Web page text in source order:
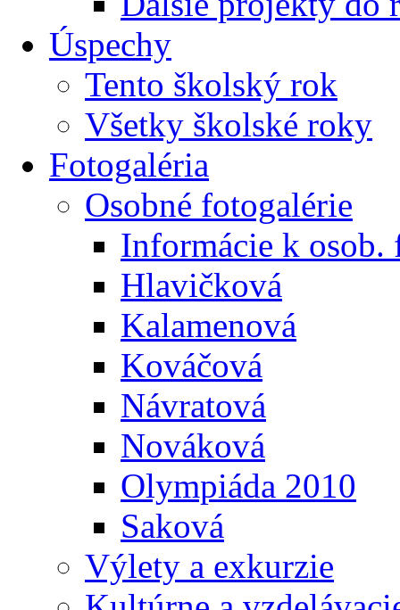
Úspechy
Tento školský rok
Všetky školské roky
Fotogaléria
Osobné fotogalérie
Informácie k osob.
Hlavičková
Kalamenová
Kováčová
Návratová
Nováková
Olympiáda 2010
Saková
Výlety a exkurzie